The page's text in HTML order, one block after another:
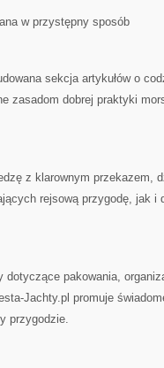
w przystępny sposób
sekcja artykułów o
zasadom dobrej praktyki
z klarownym przekazem,
rejsową przygodę, jak i
dotyczące pakowania,
Jachty.pl promuje
przygodzie.